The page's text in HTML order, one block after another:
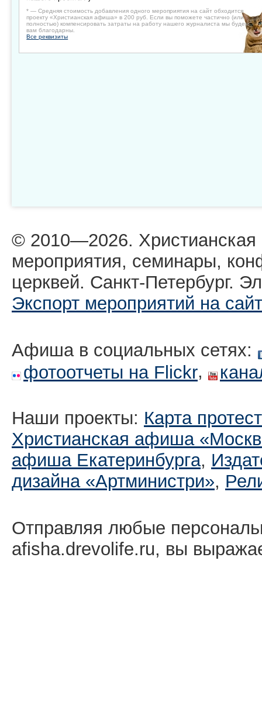
* — Средняя стоимость добавления одного мероприятия на сайт обходится
проекту «Христианская афиша» в 200 руб. Если вы поможете частично (или
полностью) компенсировать затраты на работу нашего журналиста мы будем
вам благодарны.
Все реквизиты
© 2010—2026.
мероприятия, семинары,
церквей. Санкт-Петербург.
Экспорт мероприятий на сайт
Афиша в социальных сетях:
фотоотчеты на Flickr,
Наши проекты: Карта
Христианская афиша
афиша Екатеринбургa,
дизайна «Артминистри»,
Отправляя любые
afisha.drevolife.ru, вы